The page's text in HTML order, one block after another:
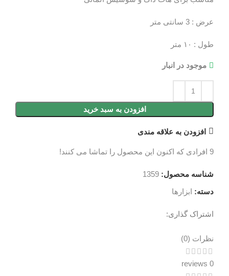
عرض : 3 سانتی متر
طول : ۱۰ متر
موجود در انبار
افزودن به سبد خرید
افزودن به علاقه مندی
9 افرادی که اکنون این محصول را تماشا می کنند!
شناسه محصول: 1359
دسته: ابزارها
اشتراک گذاری:
نظرات (0)
0 reviews